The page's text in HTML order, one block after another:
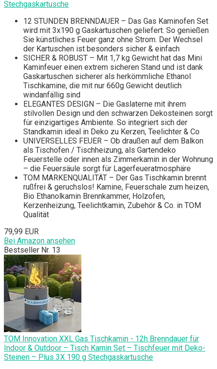
Stechgaskartusche
12 STUNDEN BRENNDAUER – Das Gas Kaminofen Set
wird mit 3x190 g Gaskartuschen geliefert. So genießen
Sie künstliches Feuer ganz ohne Strom. Der Wechsel
der Kartuschen ist besonders sicher & einfach
SICHER & ROBUST – Mit 1,7 kg Gewicht hat das Mini
Kaminfeuer einen extrem sicheren Stand und ist dank
Gaskartuschen sicherer als herkömmliche Ethanol
Tischkamine, die mit nur 660g Gewicht deutlich
windanfällig sind
ELEGANTES DESIGN – Die Gaslaterne mit ihrem
stilvollen Design und den schwarzen Dekosteinen sorgt
für einzigartiges Ambiente. So integriert sich der
Standkamin ideal in Deko zu Kerzen, Teelichter & Co
UNIVERSELLES FEUER – Ob draußen auf dem Balkon
als Tischofen / Tischheizung, als Gartendeko
Feuerstelle oder innen als Zimmerkamin in der Wohnung
– die Feuersäule sorgt für Lagerfeueratmosphäre
TOM MARKENQUALITÄT – Der Gas Tischkamin brennt
rußfrei & geruchslos! Kamine, Feuerschale zum heizen,
Bio Ethanolkamin Brennkammer, Holzofen,
Kerzenheizung, Teelichtkamin, Zubehör & Co. in TOM
Qualität
79,99 EUR
Bei Amazon ansehen
Bestseller Nr. 13
TOM Innovation XXL Gas Tischkamin - 12h Brenndauer für
Indoor & Outdoor – Tisch Kamin Set – Tischfeuer mit Deko-
Steinen – Plus 3X 190 g Stechgaskartusche